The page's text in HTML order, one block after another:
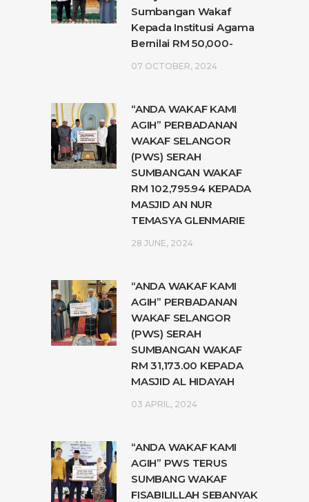
Sumbangan Wakaf
Kepada Institusi Agama
Bernilai RM 50,000-
07 OCTOBER, 2024
“ANDA WAKAF KAMI
AGIH” PERBADANAN
WAKAF SELANGOR
(PWS) SERAH
SUMBANGAN WAKAF
RM 102,795.94 KEPADA
MASJID AN NUR
TEMASYA GLENMARIE
28 JUNE, 2024
“ANDA WAKAF KAMI
AGIH” PERBADANAN
WAKAF SELANGOR
(PWS) SERAH
SUMBANGAN WAKAF
RM 31,173.00 KEPADA
MASJID AL HIDAYAH
03 APRIL, 2024
“ANDA WAKAF KAMI
AGIH” PWS TERUS
SUMBANG WAKAF
FISABILILLAH SEBANYAK